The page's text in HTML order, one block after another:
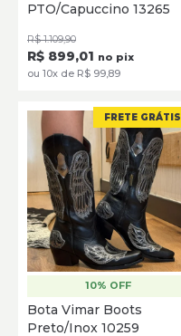
SELECIONE
PTO/Capuccino 13265
R$ 1.109,90
R$ 899,01 no pix
ou 10x de R$ 99,89
37 38
SELECIONE
FRETE GRÁTIS
10% OFF
Bota Vimar Boots
Preto/Inox 10259